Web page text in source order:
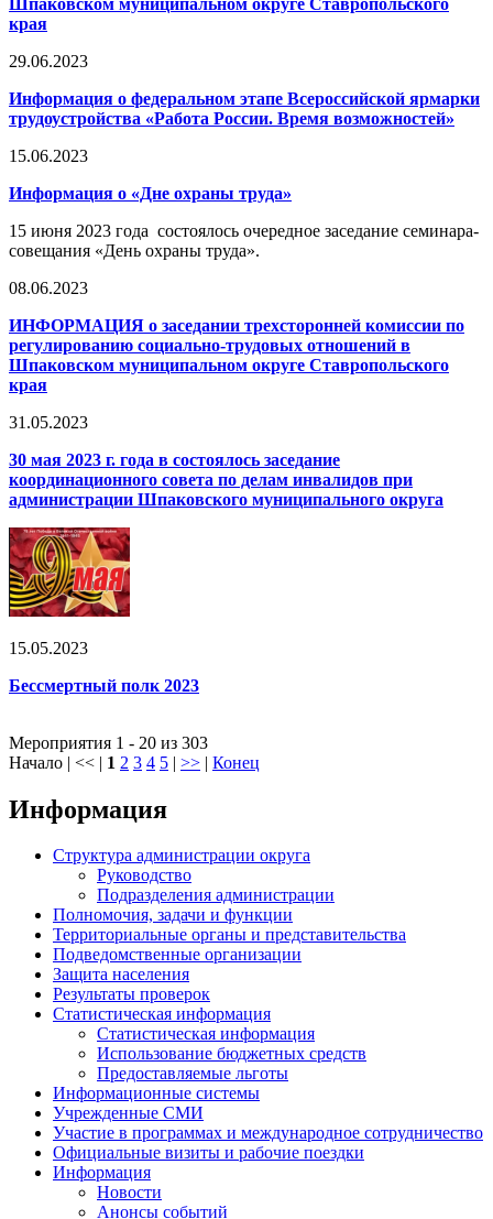
края
29.06.2023
Информация о федеральном этапе Всероссийской ярмарки
трудоустройства «Работа России. Время возможностей»
15.06.2023
Информация о «Дне охраны труда»
15 июня 2023 года состоялось очередное заседание семинара-
совещания «День охраны труда».
08.06.2023
ИНФОРМАЦИЯ о заседании трехсторонней комиссии по
регулированию социально-трудовых отношений в
Шпаковском муниципальном округе Ставропольского
края
31.05.2023
30 мая 2023 г. года в состоялось заседание
координационного совета по делам инвалидов при
администрации Шпаковского муниципального округа
15.05.2023
Бессмертный полк 2023
Мероприятия 1 - 20 из 303
Начало | << | 1 2 3 4 5 | >> | Конец
Информация
Структура администрации округа
Руководство
Подразделения администрации
Полномочия, задачи и функции
Территориальные органы и представительства
Подведомственные организации
Защита населения
Результаты проверок
Статистическая информация
Статистическая информация
Использование бюджетных средств
Предоставляемые льготы
Информационные системы
Учрежденные СМИ
Участие в программах и международное сотрудничество
Официальные визиты и рабочие поездки
Информация
Новости
Анонсы событий